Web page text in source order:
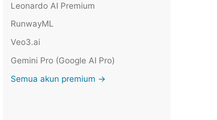
Leonardo AI Premium
RunwayML
Veo3.ai
Gemini Pro (Google AI Pro)
Semua akun premium →